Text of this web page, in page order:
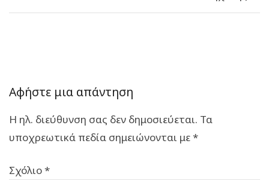
Αφήστε μια απάντηση
Η ηλ. διεύθυνση σας δεν δημοσιεύεται. Τα
υποχρεωτικά πεδία σημειώνονται με*
Σχόλιο*